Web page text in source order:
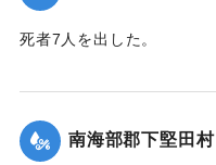
死者7人を出した。
｜固有コード: 00481054
南海部郡下堅田村